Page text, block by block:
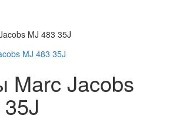
MJ 483 35J
Marc Jacobs